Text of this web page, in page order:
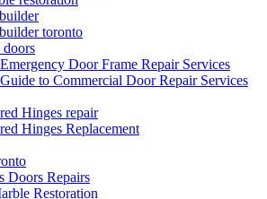
toronto
doors
Door Frame Repair Services
to Commercial Door Repair Services
Hinges repair
Hinges Replacement
Doors Repairs
Restoration